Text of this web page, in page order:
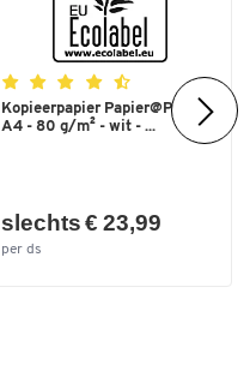
Kopieerpapier Papier@Print -
A4 - 80 g/m² - wit - ...
slechts € 23,99
per ds